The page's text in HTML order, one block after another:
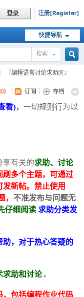
登录 注册[Register]
快捷导航
搜索
索
『编程语言讨论求助区』
) 订阅 存档
看)， 一切规则行为以
享有关的求助、讨论
刷多个主题，可通过
新帖。禁止使用
， 不准发布与问题无
仔细阅读 求助分类发
助，对于热心答疑的
求助和讨论。
，包括编程作业代码